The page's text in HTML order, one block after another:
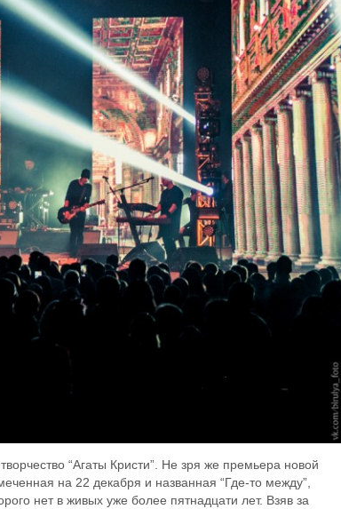
“Агаты Кристи”. Не зря же премьера новой
на 22 декабря и названная “Где-то между”,
нет в живых уже более пятнадцати лет. Взяв за